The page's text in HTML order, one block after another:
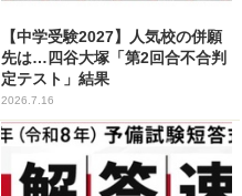
【中学受験2027】人気校の併願
先は…四谷大塚「第2回合不合判
定テスト」結果
2026.7.16